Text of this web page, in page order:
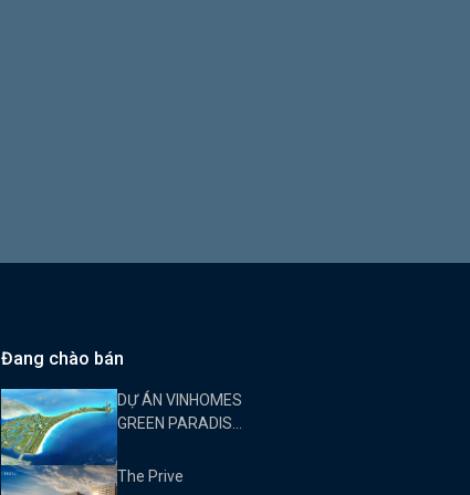
Đang chào bán
DỰ ÁN VINHOMES
GREEN PARADISE
CẦN GIỜ
The Prive